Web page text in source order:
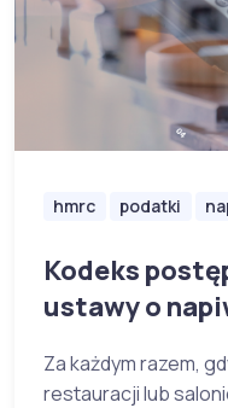
hmrc podatki
Kodeks
ustawy o
Za każdym razem,
restauracji lub